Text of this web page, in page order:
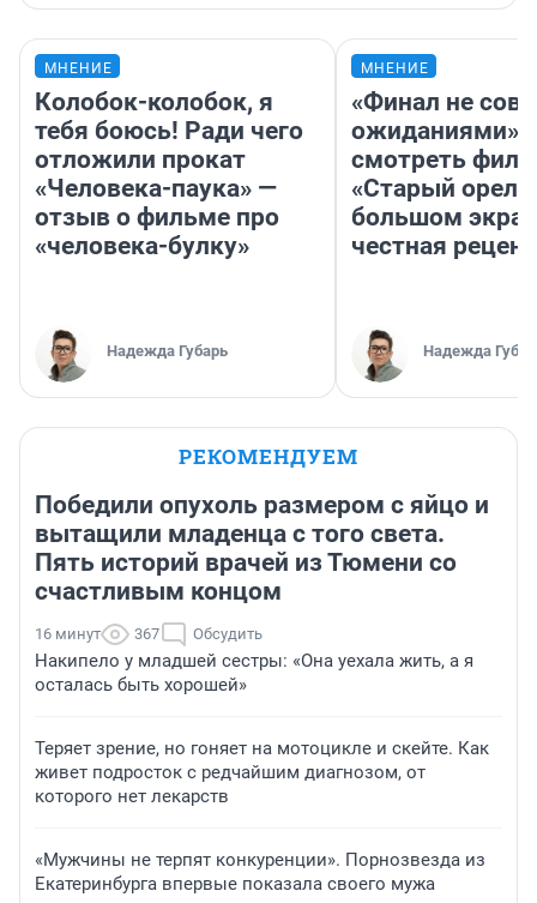
МНЕНИЕ
Колобок-колобок, я
тебя боюсь! Ради чего
отложили прокат
«Человека-паука» —
отзыв о фильме про
«человека-булку»
Надежда Губарь
МНЕНИЕ
«Финал не
ожиданиями»:
смотреть
«Старый орел»
большом
честная
Надежда
РЕКОМЕНДУЕМ
Победили опухоль размером с яйцо и
вытащили младенца с того света.
Пять историй врачей из Тюмени со
счастливым концом
16 минут 367 Обсудить
Накипело у младшей сестры: «Она уехала жить, а я
осталась быть хорошей»
Теряет зрение, но гоняет на мотоцикле и скейте. Как
живет подросток с редчайшим диагнозом, от
которого нет лекарств
«Мужчины не терпят конкуренции». Порнозвезда из
Екатеринбурга впервые показала своего мужа